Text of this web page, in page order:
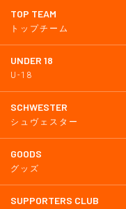
TOP TEAM
トップチーム
UNDER 18
U-18
SCHWESTER
シュヴェスター
GOODS
グッズ
SUPPORTERS CLUB